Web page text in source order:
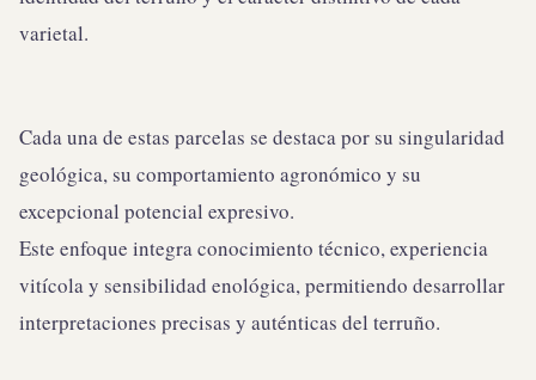
varietal.
Cada una de estas parcelas se destaca por su singularidad
geológica, su comportamiento agronómico y su
excepcional potencial expresivo.
Este enfoque integra conocimiento técnico, experiencia
vitícola y sensibilidad enológica, permitiendo desarrollar
interpretaciones precisas y auténticas del terruño.